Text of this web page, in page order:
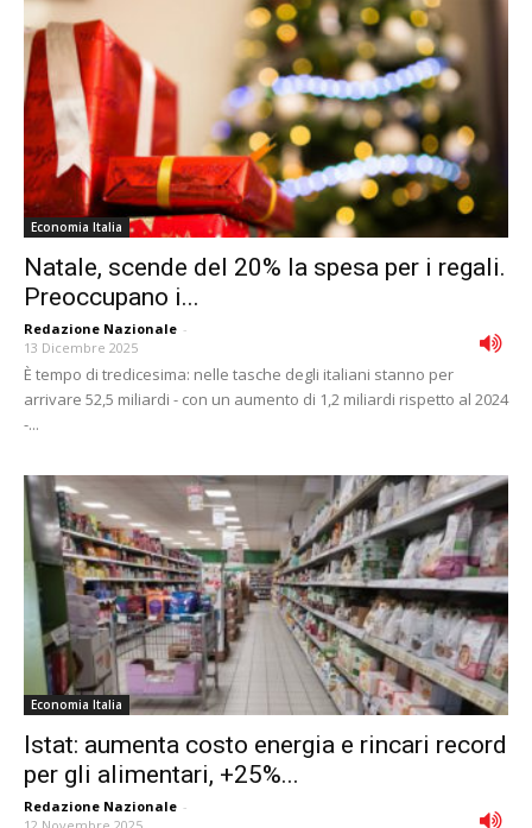
Economia Italia
Natale, scende del 20% la spesa per i regali.
Preoccupano i...
Redazione Nazionale -
13 Dicembre 2025
È tempo di tredicesima: nelle tasche degli italiani stanno per
arrivare 52,5 miliardi - con un aumento di 1,2 miliardi rispetto al 2024
-...
Economia Italia
Istat: aumenta costo energia e rincari record
per gli alimentari, +25%...
Redazione Nazionale -